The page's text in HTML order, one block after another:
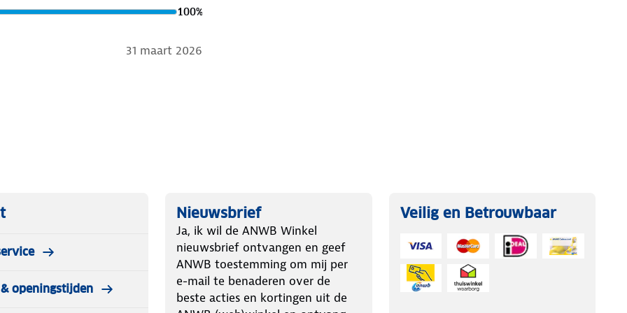
Inclusief 2 jaar garantie
100%
31 maart 2026
openingstijden
Nieuwsbrief
Ja, ik wil de ANWB Winkel
nieuwsbrief ontvangen en geef
ANWB toestemming om mij per
e-mail te benaderen over de
beste acties en kortingen uit de
Veilig en Betrouwbaar